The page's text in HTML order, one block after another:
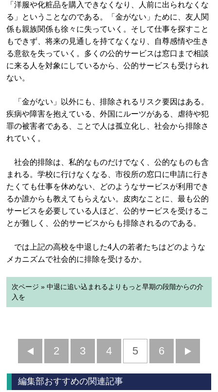
「洋服や化粧品を購入できなくなり、人前に出られなくな
る」ということなのである。「金がない」ために、友人関
係も親族関係も徐々に失っていく。そして仕事を探すこと
もできず、将来の見通しを持てなくなり、自尊感情や生き
る意欲を失っていく。多くの公的サービスは窓口まで相談
に来る人を対象にしているから、公的サービスも受けられ
ない。
「金がない」以外にも、排除されるリスク要因はある。
疾病や障害を抱えている、外国にルーツがある、虐待や犯
罪の被害者である、ことで人は孤立化し、社会から排除さ
れていく。
社会的排除は、私的なものだけでなく、公的なものも含
まれる。学校に行けなくなる、市役所の窓口に申請に行き
たくても仕事を休めない、どのようなサービスが利用でき
るか誰からも教えてもらえない。皮肉なことに、最も公的
サービスを必要している人ほど、公的サービスを受けるこ
とが難しく、公的サービスからも排除されるのである。
では上記の高校を中退した4人の若者たちはどのような
メカニズムで社会的に排除を受けるか。
次ページ » 中退に追い込まれるよりもっと早期の段階からの介
入を
前
へ
2 3 4 5 6
へ
編集部おすすめの関連記事